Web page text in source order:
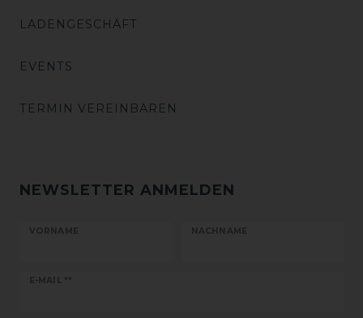
LADENGESCHÄFT
EVENTS
TERMIN VEREINBAREN
NEWSLETTER ANMELDEN
VORNAME NACHNAME
E-MAIL **
Newsletter